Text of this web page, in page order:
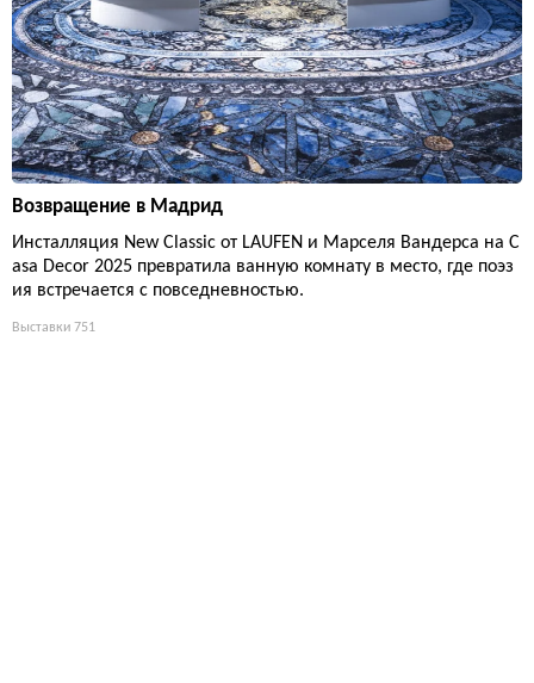
Возвращение в Мадрид
Инсталляция New Classic от LAUFEN и Марселя Вандерса на C
asa Decor 2025 превратила ванную комнату в место, где поэз
ия встречается с повседневностью.
Выставки 751